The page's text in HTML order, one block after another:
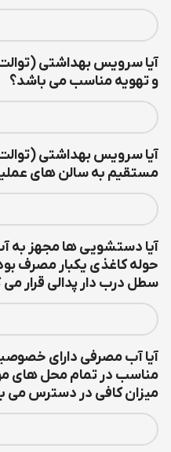
آیا سرويس بهداشتي
و تهويه مناسب می باشد؟
آیا سرويس بهداشتي
مستقيم به سالن هاي
آیا دستشويي ها مجهز به
حوله کاغذي يکبار مصرف
سطل درب دار پدالي قرار می
آیا آب مصرفی دارای
مناسب در تمام محل های
میزان کافی در دسترس می